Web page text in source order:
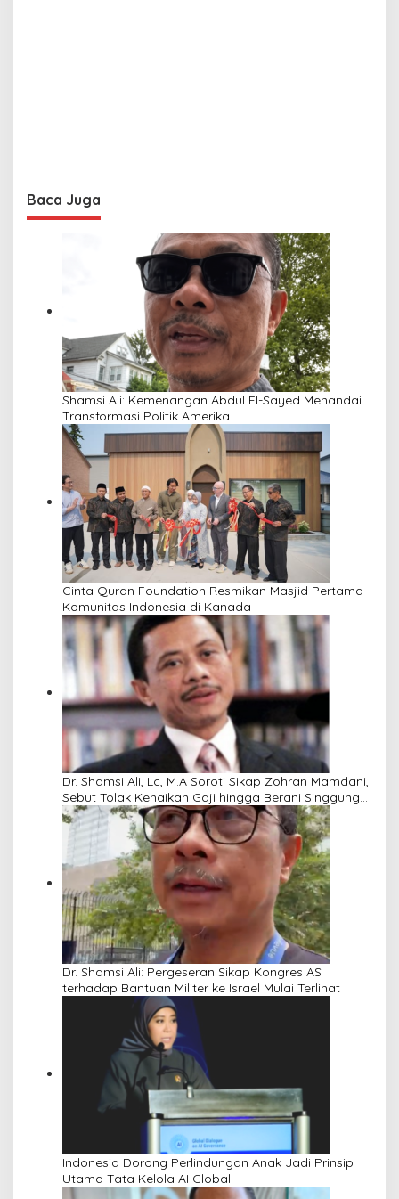
Baca Juga
Shamsi Ali: Kemenangan Abdul El-Sayed Menandai
Transformasi Politik Amerika
Cinta Quran Foundation Resmikan Masjid Pertama
Komunitas Indonesia di Kanada
Dr. Shamsi Ali, Lc, M.A Soroti Sikap Zohran Mamdani,
Sebut Tolak Kenaikan Gaji hingga Berani Singgung
Netanyahu
Dr. Shamsi Ali: Pergeseran Sikap Kongres AS
terhadap Bantuan Militer ke Israel Mulai Terlihat
Indonesia Dorong Perlindungan Anak Jadi Prinsip
Utama Tata Kelola AI Global